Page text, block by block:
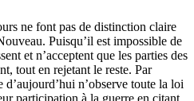
ne font pas de distinction claire
Puisqu’il est impossible de
et n’acceptent que les parties des
tout en rejetant le reste. Par
n’observe toute la loi
participation à la guerre en citant